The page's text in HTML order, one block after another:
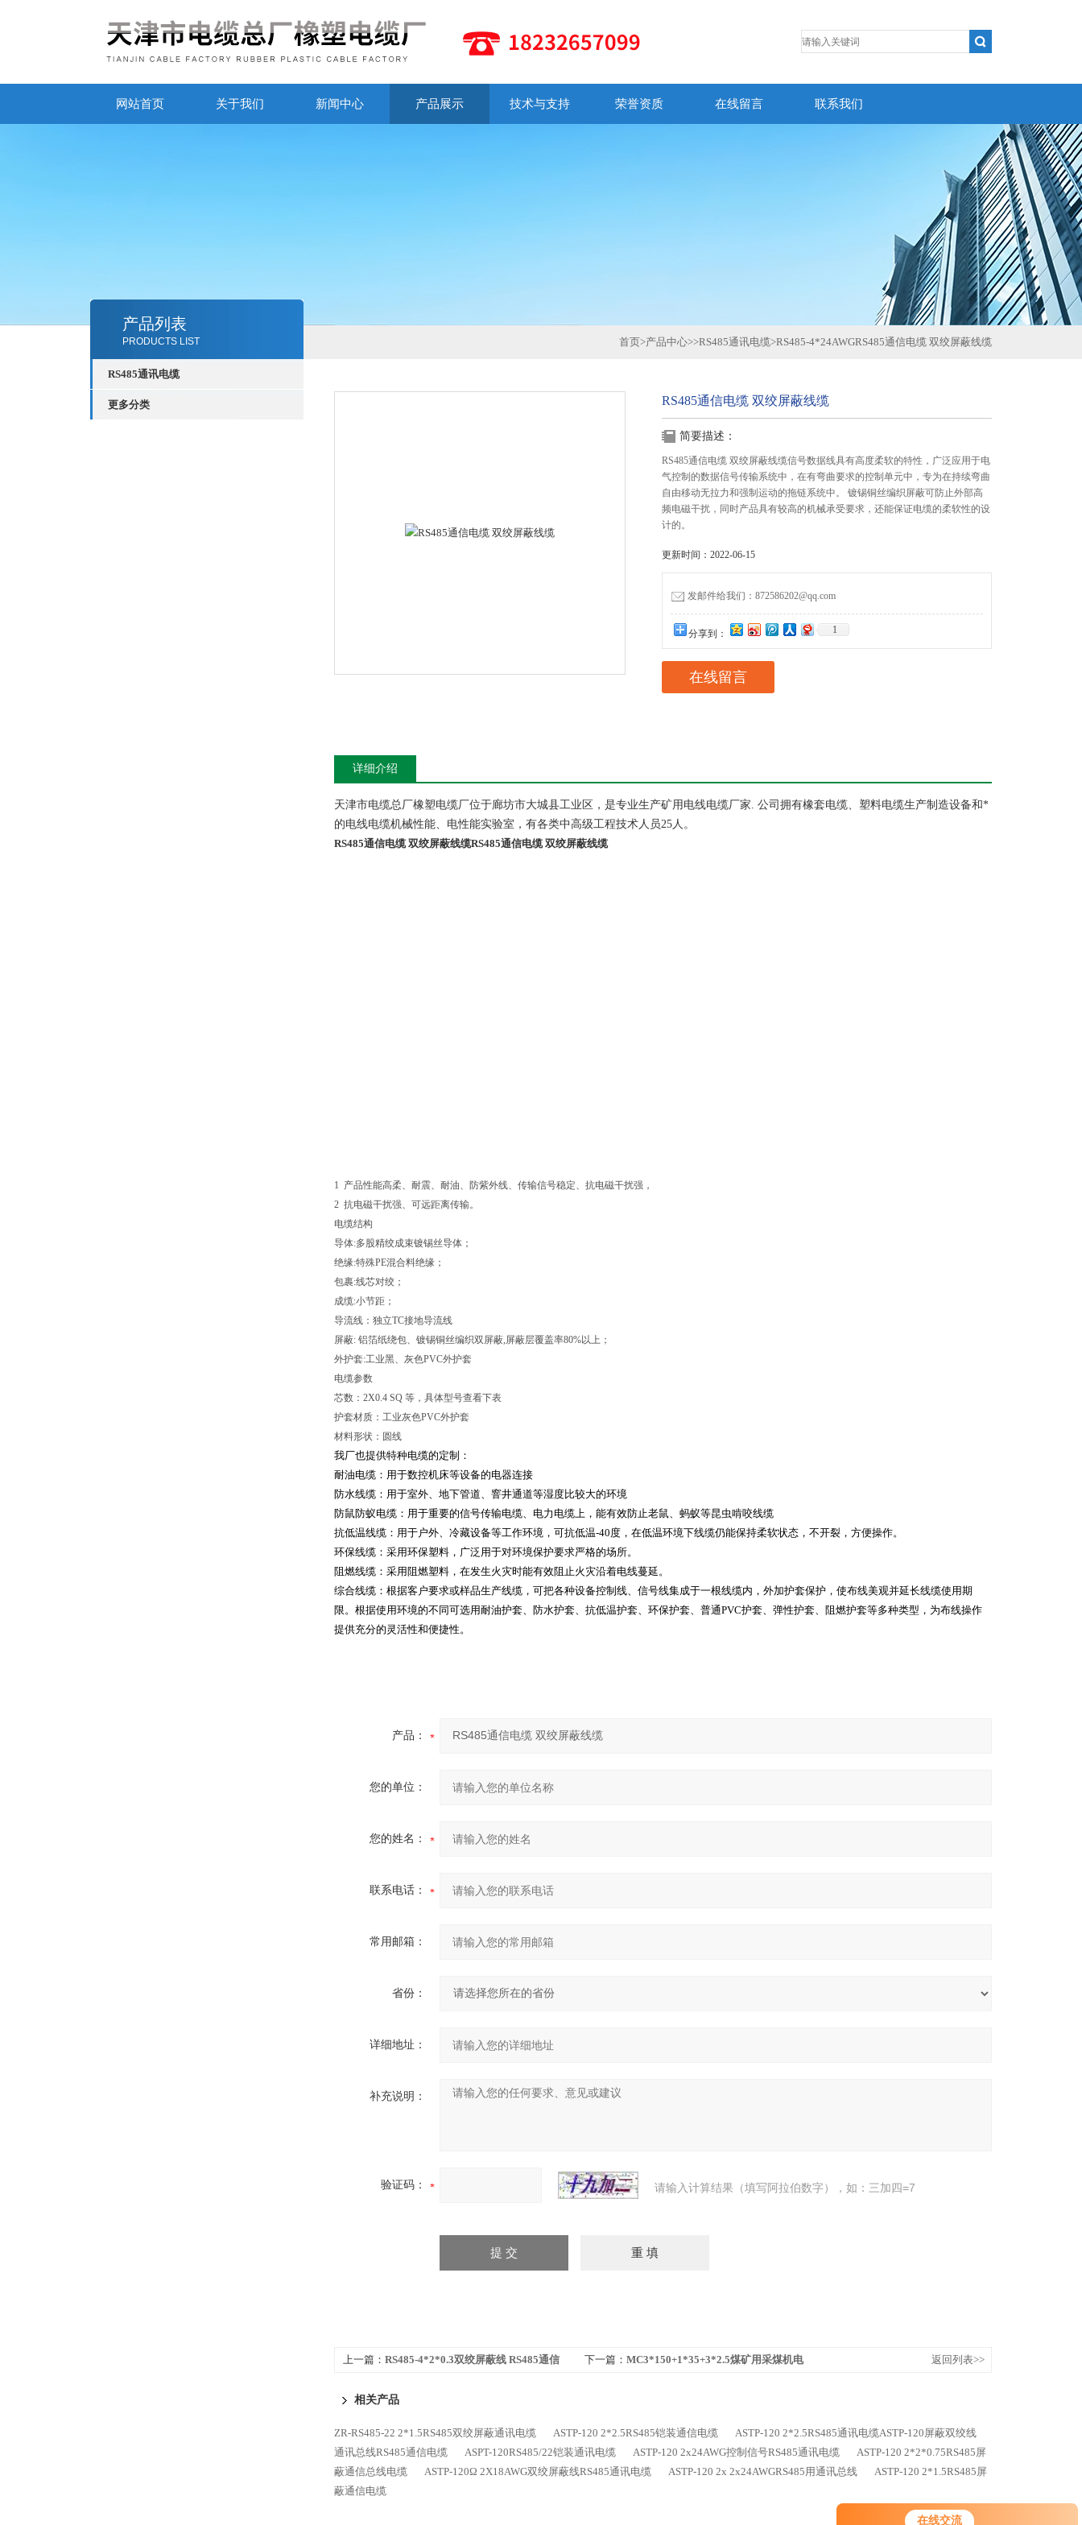
在线交流
网站首页 关于我们 新闻中心 产品展示 技术与支持 荣誉资质 在线留言 联系我们
产品列表
PRODUCTS LIST
RS485通讯电缆
更多分类
首页>产品中心>>RS485通讯电缆>RS485-4*24AWGRS485通信电缆 双绞屏蔽线缆
RS485通信电缆 双绞屏蔽线缆
简要描述：
RS485通信电缆 双绞屏蔽线缆信号数据线具有高度柔软的特性，广泛应用于电
气控制的数据信号传输系统中，在有弯曲要求的控制单元中，专为在持续弯曲
自由移动无拉力和强制运动的拖链系统中。 镀锡铜丝编织屏蔽可防止外部高
频电磁干扰，同时产品具有较高的机械承受要求，还能保证电缆的柔软性的设
计的。
更新时间：2022-06-15
发邮件给我们：872586202@qq.com
分享到： 1
在线留言
详细介绍
天津市电缆总厂橡塑电缆厂位于廊坊市大城县工业区，是专业生产矿用电线电缆厂家. 公司拥有橡套电缆、塑料电缆生产制造设备和*
的电线电缆机械性能、电性能实验室，有各类中高级工程技术人员25人。
RS485通信电缆 双绞屏蔽线缆RS485通信电缆 双绞屏蔽线缆
1 产品性能高柔、耐震、耐油、防紫外线、传输信号稳定、抗电磁干扰强，
2 抗电磁干扰强、可远距离传输。
电缆结构
导体:多股精绞成束镀锡丝导体；
绝缘:特殊PE混合料绝缘；
包裹:线芯对绞；
成缆:小节距；
导流线：独立TC接地导流线
屏蔽: 铝箔纸绕包、镀锡铜丝编织双屏蔽,屏蔽层覆盖率80%以上；
外护套:工业黑、灰色PVC外护套
电缆参数
芯数： 2X0.4 SQ 等，具体型号查看下表
护套材质：工业灰色PVC外护套
材料形状：圆线
我厂也提供特种电缆的定制：
耐油电缆：用于数控机床等设备的电器连接
防水线缆：用于室外、地下管道、窨井通道等湿度比较大的环境
防鼠防蚁电缆：用于重要的信号传输电缆、电力电缆上，能有效防止老鼠、蚂蚁等昆虫啃咬线缆
抗低温线缆：用于户外、冷藏设备等工作环境，可抗低温-40度，在低温环境下线缆仍能保持柔软状态，不开裂，方便操作。
环保线缆：采用环保塑料，广泛用于对环境保护要求严格的场所。
阻燃线缆：采用阻燃塑料，在发生火灾时能有效阻止火灾沿着电线蔓延。
综合线缆：根据客户要求或样品生产线缆，可把各种设备控制线、信号线集成于一根线缆内，外加护套保护，使布线美观并延长线缆使用期
限。根据使用环境的不同可选用耐油护套、防水护套、抗低温护套、环保护套、普通PVC护套、弹性护套、阻燃护套等多种类型，为布线操作
提供充分的灵活性和便捷性。
产品：
您的单位：
您的姓名：
联系电话：
常用邮箱：
省份：
详细地址：
补充说明：
验证码： 请输入计算结果（填写阿拉伯数字），如：三加四=7
上一篇： RS485-4*2*0.3双绞屏蔽线 RS485通信
下一篇： MC3*150+1*35+3*2.5煤矿用采煤机电
返回列表>>
相关产品
ZR-RS485-22 2*1.5RS485双绞屏蔽通讯电缆 ASTP-120 2*2.5RS485铠装通信电缆
ASTP-120 2*2.5RS485通讯电缆ASTP-120屏蔽双绞线
通讯总线RS485通信电缆
ASPT-120RS485/22铠装通讯电缆 ASTP-120 2x24AWG控制信号RS485通讯电缆
ASTP-120 2*2*0.75RS485屏
蔽通信总线电缆
ASTP-120Ω 2X18AWG双绞屏蔽线RS485通讯电缆 ASTP-120 2x 2x24AWGRS485用通讯总线
ASTP-120 2*1.5RS485屏
蔽通信电缆